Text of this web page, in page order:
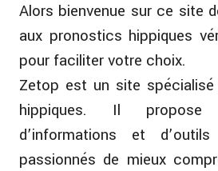
Alors bienvenue sur ce site
aux pronostics hippiques
pour faciliter votre choix.
Zetop est un site
hippiques. Il propose
d’informations et
passionnés de mieux